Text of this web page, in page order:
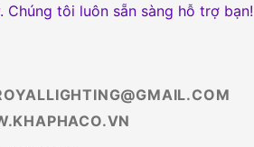
Chúng tôi luôn sẵn sàng hỗ trợ bạn!